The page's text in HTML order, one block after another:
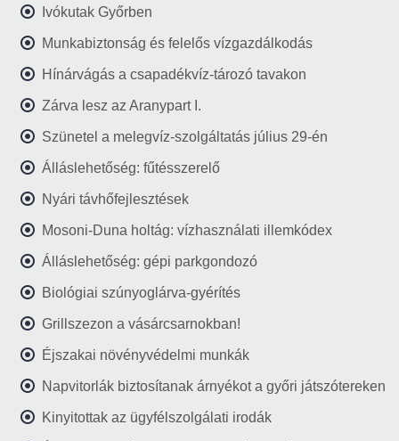
Ivókutak Győrben
Munkabiztonság és felelős vízgazdálkodás
Hínárvágás a csapadékvíz-tározó tavakon
Zárva lesz az Aranypart I.
Szünetel a melegvíz-szolgáltatás július 29-én
Álláslehetőség: fűtésszerelő
Nyári távhőfejlesztések
Mosoni-Duna holtág: vízhasználati illemkódex
Álláslehetőség: gépi parkgondozó
Biológiai szúnyoglárva-gyérítés
Grillszezon a vásárcsarnokban!
Éjszakai növényvédelmi munkák
Napvitorlák biztosítanak árnyékot a győri játszótereken
Kinyitottak az ügyfélszolgálati irodák